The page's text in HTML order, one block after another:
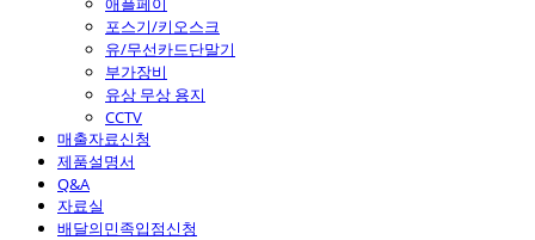
포스기/키오스크
유/무선카드단말기
부가장비
유상 무상 용지
CCTV
매출자료신청
제품설명서
Q&A
자료실
배달의민족입점신청